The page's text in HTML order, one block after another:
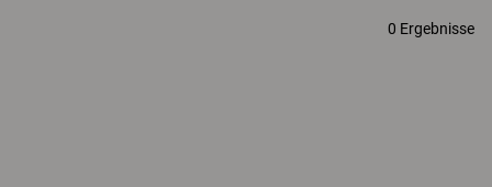
0 Ergebnisse